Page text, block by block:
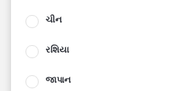
ચીન
રશિયા
જાપાન